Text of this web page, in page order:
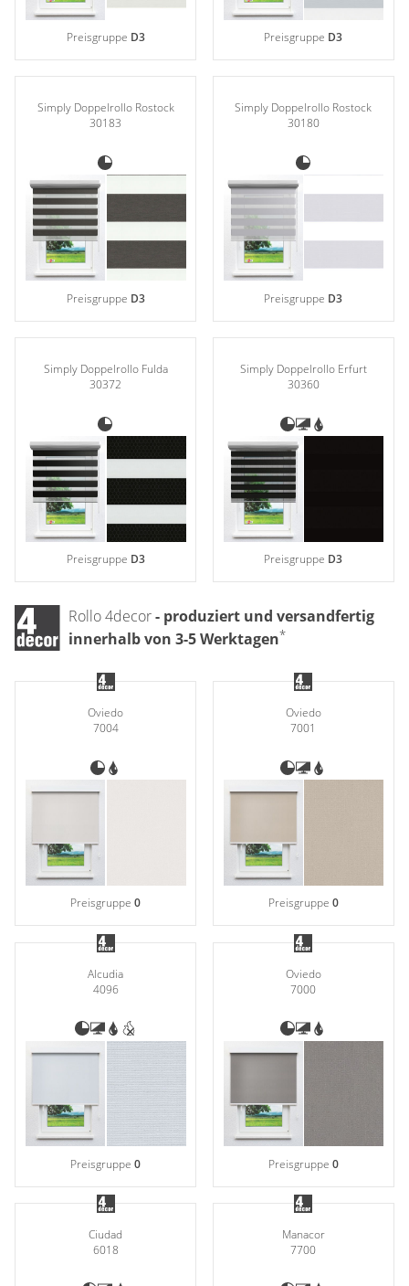
Preisgruppe D3 Preisgruppe D3
Simply Doppelrollo Rostock
30183
Preisgruppe D3
Simply Doppelrollo Rostock
30180
Preisgruppe D3
Simply Doppelrollo Fulda
30372
Preisgruppe D3
Simply Doppelrollo Erfurt
30360
Preisgruppe D3
Rollo 4decor- produziert und versandfertig
innerhalb von 3-5 Werktagen*
Oviedo
7004
Preisgruppe0
Oviedo
7001
Preisgruppe 0
Alcudia
4096
Preisgruppe0
Oviedo
7000
Preisgruppe 0
Ciudad
6018
Manacor
7700